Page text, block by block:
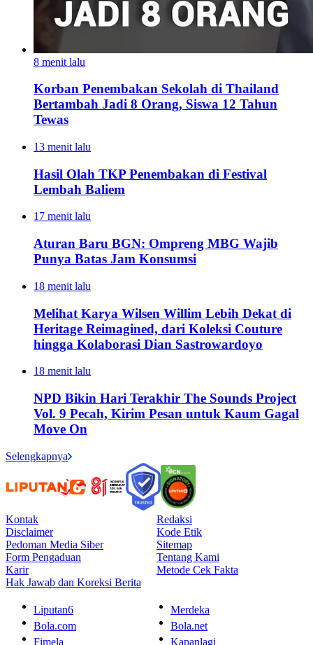
8 menit lalu
Korban Penembakan Sekolah di Thailand
Bertambah Jadi 8 Orang, Siswa 12 Tahun
Tewas
13 menit lalu
Hasil Olah TKP Penembakan di Festival
Lembah Baliem
17 menit lalu
Aturan Baru BGN: Ompreng MBG Wajib
Punya Batas Jam Konsumsi
18 menit lalu
Melihat Karya Wilsen Willim Lebih Dekat di
Heritage Reimagined, dari Koleksi Couture
hingga Kolaborasi Dian Sastrowardoyo
18 menit lalu
NPD Bikin Hari Terakhir The Sounds Project
Vol. 9 Pecah, Kirim Pesan untuk Kaum Gagal
Move On
Selengkapnya
Kontak
Redaksi
Disclaimer
Kode Etik
Pedoman Media Siber
Sitemap
Form Pengaduan
Tentang Kami
Karir
Metode Cek Fakta
Hak Jawab dan Koreksi Berita
Liputan6
Merdeka
Bola.com
Bola.net
Fimela
Kapanlagi